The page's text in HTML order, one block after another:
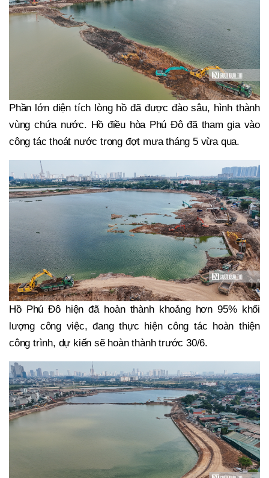
Phần lớn diện tích lòng hồ đã được đào sâu, hình thành
vùng chứa nước. Hồ điều hòa Phú Đô đã tham gia vào
công tác thoát nước trong đợt mưa tháng 5 vừa qua.
Hồ Phú Đô hiện đã hoàn thành khoảng hơn 95% khối
lượng công việc, đang thực hiện công tác hoàn thiện
công trình, dự kiến sẽ hoàn thành trước 30/6.